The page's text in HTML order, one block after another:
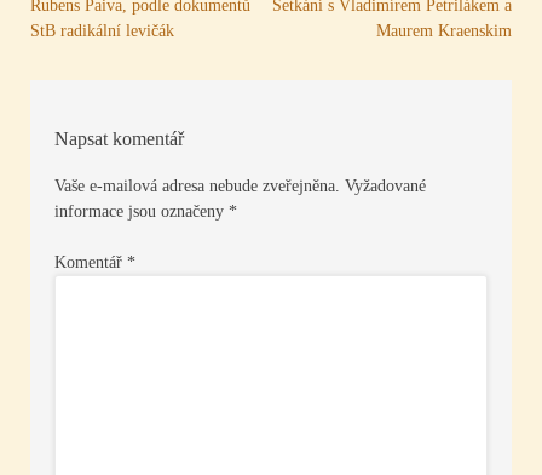
Navigace
příspěvek
Rubens Paiva, podle dokumentů
StB radikální levičák
Setkání s Vladimírem Petrilákem a
Maurem Kraenskim
Napsat komentář
Vaše e-mailová adresa nebude zveřejněna. Vyžadované
informace jsou označeny *
Komentář *